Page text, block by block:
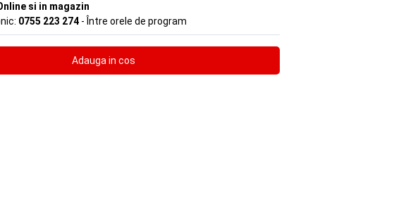
si in magazin
0755 223 274 - Între orele de program